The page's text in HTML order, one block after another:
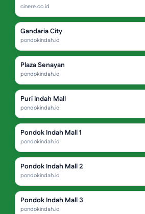
cinere.co.id
Gandaria City
pondokindah.id
Plaza Senayan
pondokindah.id
Puri Indah Mall
pondokindah.id
Pondok Indah Mall 1
pondokindah.id
Pondok Indah Mall 2
pondokindah.id
Pondok Indah Mall 3
pondokindah.id